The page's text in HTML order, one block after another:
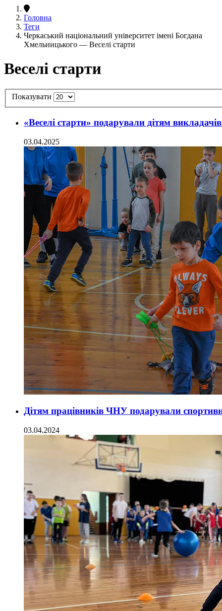
Головна
Теги
Черкаський національний університет імені Богдана
Хмельницького — Веселі старти
Веселі старти
Показувати
«Веселі старти» подарували дітям
03.04.2025
Дітям працівників ЧНУ подарували
03.04.2024